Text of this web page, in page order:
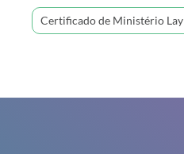
Certificado de Ministério Lay